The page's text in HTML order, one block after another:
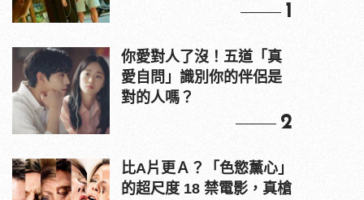
1
你愛對人了沒！五道「真
愛自問」識別你的伴侶是
對的人嗎？
2
比A片更Ａ？「色慾薰心」
的超尺度 18 禁電影，真槍